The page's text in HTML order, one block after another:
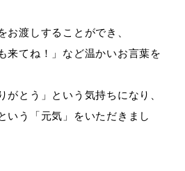
お渡しすることができ、
来てね！」など温かいお言葉を
がとう」という気持ちになり、
いう「元気」をいただきまし